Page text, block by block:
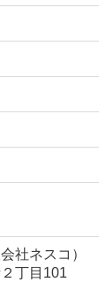
社ネスコ）
丁目101